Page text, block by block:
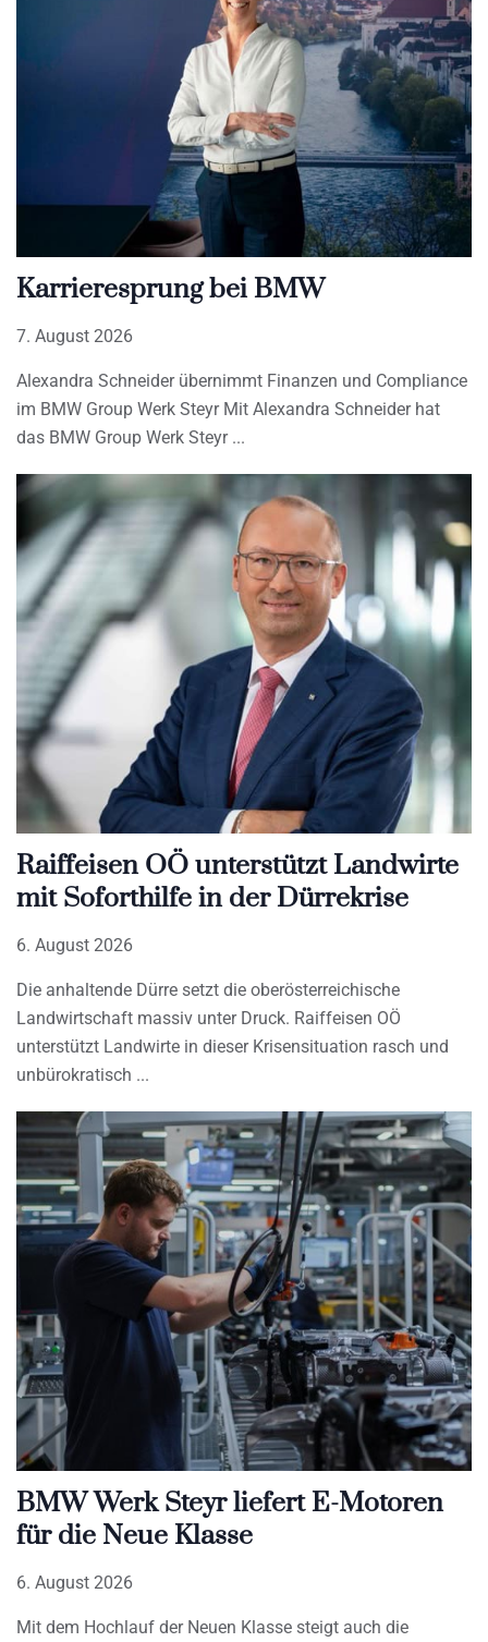
Karrieresprung bei BMW
7. August 2026
Alexandra Schneider übernimmt Finanzen und Compliance
im BMW Group Werk Steyr Mit Alexandra Schneider hat
das BMW Group Werk Steyr
Raiffeisen OÖ unterstützt Landwirte
mit Soforthilfe in der Dürrekrise
6. August 2026
Die anhaltende Dürre setzt die oberösterreichische
Landwirtschaft massiv unter Druck. Raiffeisen OÖ
unterstützt Landwirte in dieser Krisensituation rasch und
unbürokratisch
BMW Werk Steyr liefert E-Motoren
für die Neue Klasse
6. August 2026
Mit dem Hochlauf der Neuen Klasse steigt auch die